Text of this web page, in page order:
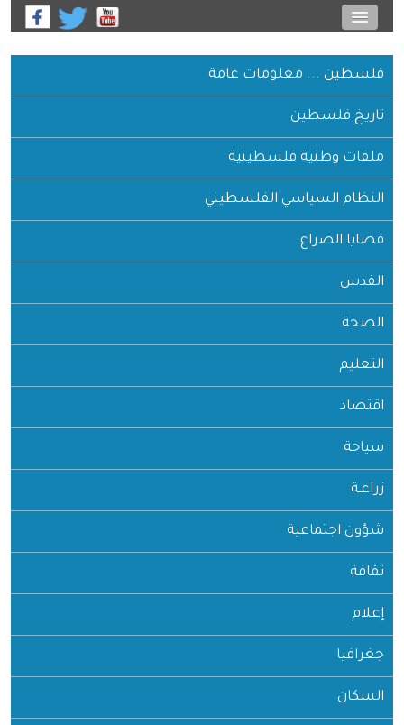
فلسطين ... معلومات عامة
تاريخ فلسطين
ملفات وطنية فلسطينية
النظام السياسي الفلسطيني
قضايا الصراع
القدس
الصحة
التعليم
اقتصاد
سياحة
زراعـة
شؤون اجتماعية
ثقافة
إعلام
جغرافيا
السكان